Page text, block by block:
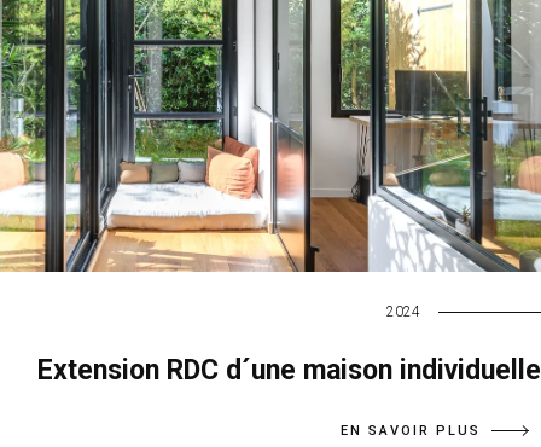
2024
Extension RDC d´une maison individuelle
EN SAVOIR PLUS